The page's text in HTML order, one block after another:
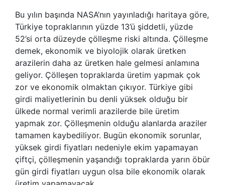
Bu yılın başında NASA’nın yayınladığı haritaya göre,
Türkiye topraklarının yüzde 13’ü şiddetli, yüzde
52’si orta düzeyde çölleşme riski altında. Çölleşme
demek, ekonomik ve biyolojik olarak üretken
arazilerin daha az üretken hale gelmesi anlamına
geliyor. Çölleşen topraklarda üretim yapmak çok
zor ve ekonomik olmaktan çıkıyor. Türkiye gibi
girdi maliyetlerinin bu denli yüksek olduğu bir
ülkede normal verimli arazilerde bile üretim
yapmak zor. Çölleşmenin olduğu alanlarda araziler
tamamen kaybediliyor. Bugün ekonomik sorunlar,
yüksek girdi fiyatları nedeniyle ekim yapamayan
çiftçi, çölleşmenin yaşandığı topraklarda yarın öbür
gün girdi fiyatları uygun olsa bile ekonomik olarak